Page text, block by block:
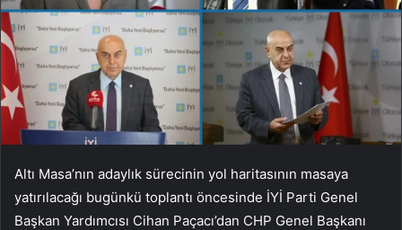
Altı Masa’nın adaylık sürecinin yol haritasının masaya
yatırılacağı bugünkü toplantı öncesinde İYİ Parti Genel
Başkan Yardımcısı Cihan Paçacı’dan CHP Genel Başkanı